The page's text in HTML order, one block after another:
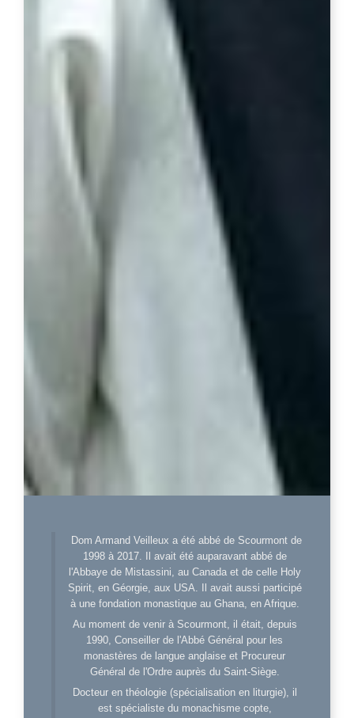
Dom Armand Veilleux a été abbé de Scourmont de
1998 à 2017. Il avait été auparavant abbé de
l'Abbaye de Mistassini, au Canada et de celle Holy
Spirit, en Géorgie, aux USA. Il avait aussi participé
à une fondation monastique au Ghana, en Afrique.
Au moment de venir à Scourmont, il était, depuis
1990, Conseiller de l'Abbé Général pour les
monastères de langue anglaise et Procureur
Général de l'Ordre auprès du Saint-Siège.
Docteur en théologie (spécialisation en liturgie), il
est spécialiste du monachisme copte,